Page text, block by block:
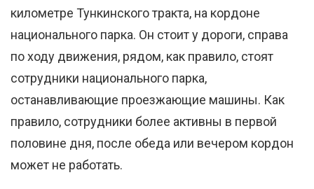
километре Тункинского тракта, на кордоне
национального парка. Он стоит у дороги, справа
по ходу движения, рядом, как правило, стоят
сотрудники национального парка,
останавливающие проезжающие машины. Как
правило, сотрудники более активны в первой
половине дня, после обеда или вечером кордон
может не работать.